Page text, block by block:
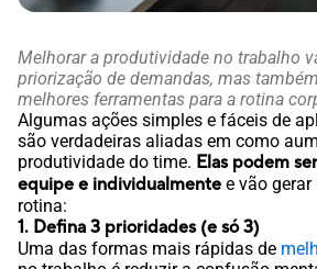
Melhorar a produtividade no trabalho
priorização de demandas, mas
melhores ferramentas para a rotina
Algumas ações simples e fáceis de
são verdadeiras aliadas em como
produtividade do time. Elas podem
equipe e individualmente e vão
rotina:
1. Defina 3 prioridades (e só 3)
Uma das formas mais rápidas de